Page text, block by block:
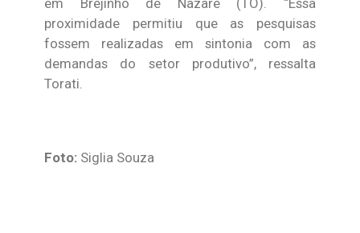
em Brejinho de Nazaré (TO). “Essa
proximidade permitiu que as pesquisas
fossem realizadas em sintonia com as
demandas do setor produtivo”, ressalta
Torati.
Foto: Siglia Souza